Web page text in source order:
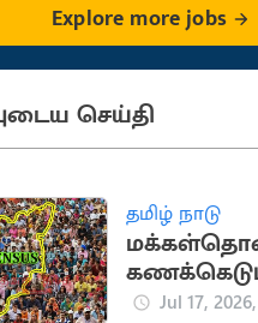
Explore more jobs
செய்தி
தமிழ் நாடு
முதல்
Jul 17,